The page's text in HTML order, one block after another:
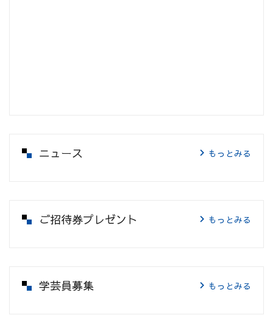
ニュース もっとみる
ご招待券プレゼント もっとみる
学芸員募集 もっとみる